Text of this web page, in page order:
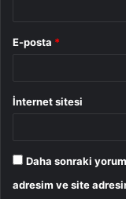
E-posta *
İnternet sitesi
Daha sonraki
adresim ve site